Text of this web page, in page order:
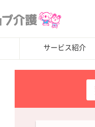
サービス紹介